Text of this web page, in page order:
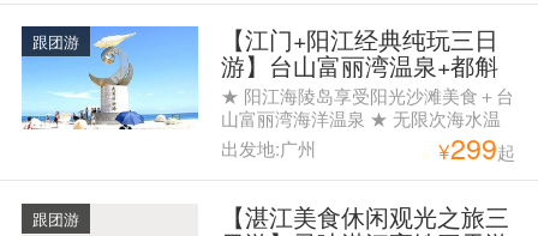
跟团游 【江门+阳江经典纯玩三日
游】台山富丽湾温泉+都斛
海鲜街+阳江浪漫海陵岛三
日游
★ 阳江海陵岛享受阳光沙滩美食＋台
山富丽湾海洋温泉 ★ 无限次海水温
泉浴+水疗spa+温泉水上乐园 ★ 1晚
入住海边度假酒店+1晚入住温泉度假
酒店 ★ 纯玩无购物、自由品尝当地
物美价廉海鲜
出发地:广州 ¥299起
跟团游 【湛江美食休闲观光之旅三